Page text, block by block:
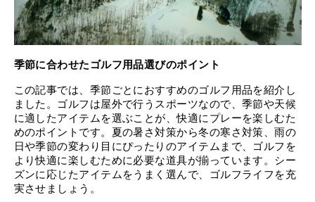
季節に合わせたゴルフ用品選びのポイント
この記事では、季節ごとにおすすめのゴルフ用品を紹介し
ました。ゴルフは屋外で行うスポーツなので、季節や天候
に適したアイテムを選ぶことが、快適にプレーを楽しむた
めのポイントです。夏の暑さ対策から冬の寒さ対策、雨の
日や季節の変わり目にぴったりのアイテムまで、ゴルフを
より快適に楽しむために必要な道具が揃っています。シー
ズンに応じたアイテムをうまく選んで、ゴルフライフを充
実させましょう。